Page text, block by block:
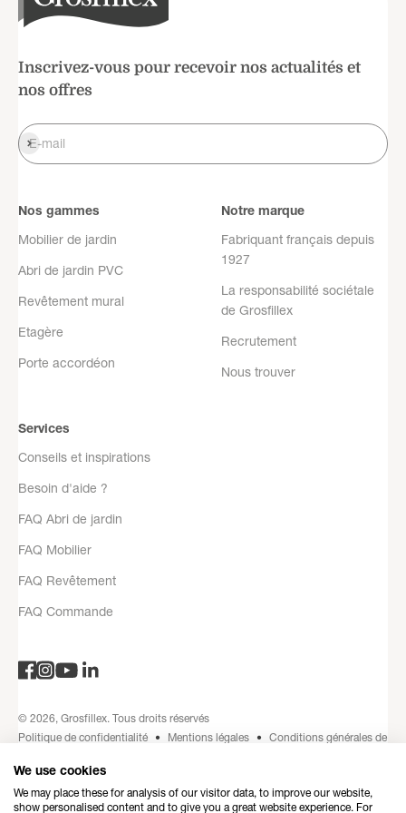
Inscrivez-vous pour recevoir nos actualités et
nos offres
E-mail
S'inscrire
Nos gammes
Mobilier de jardin
Abri de jardin PVC
Revêtement mural
Etagère
Porte accordéon
Notre marque
Fabriquant français depuis
1927
La responsabilité sociétale
de Grosfillex
Recrutement
Nous trouver
Services
Conseils et inspirations
Besoin d'aide ?
FAQ Abri de jardin
FAQ Mobilier
FAQ Revêtement
FAQ Commande
© 2026, Grosfillex. Tous droits réservés
Politique de confidentialité
Mentions légales
Conditions générales de
Dedi
We use cookies
We may place these for analysis of our visitor data, to improve our website,
show personalised content and to give you a great website experience. For